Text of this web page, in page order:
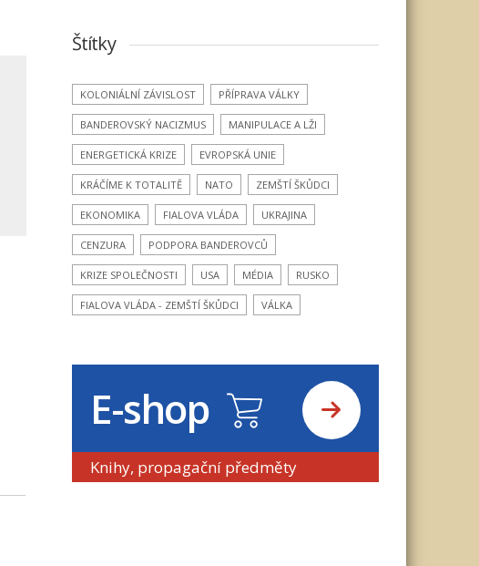
Štítky
KOLONIÁLNÍ ZÁVISLOST PŘÍPRAVA VÁLKY
BANDEROVSKÝ NACIZMUS MANIPULACE A LŽI
ENERGETICKÁ KRIZE EVROPSKÁ UNIE
KRÁČÍME K TOTALITĚ NATO ZEMŠTÍ ŠKŮDCI
EKONOMIKA FIALOVA VLÁDA UKRAJINA
CENZURA PODPORA BANDEROVCŮ
KRIZE SPOLEČNOSTI USA MÉDIA RUSKO
FIALOVA VLÁDA - ZEMŠTÍ ŠKŮDCI VÁLKA
E-shop
Knihy, propagační předměty